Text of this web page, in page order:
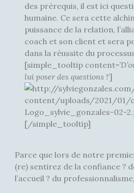
des prérequis, il est ici
humaine. Ce sera cette
puissance de la relation,
coach et son client et sera
dans la réussite du
[simple_tooltip content=’
lui poser des questions !‘]
[/simple_tooltip]
Parce que lors de notre
(re) sentirez de la confiance ?
l’accueil ? du